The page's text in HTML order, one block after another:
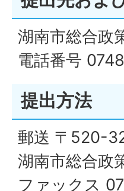
湖南市総合政
電話番号
提出方法
郵送 〒520-
湖南市総合政
ファックス